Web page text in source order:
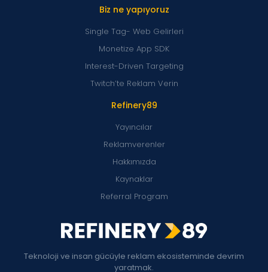
Teknoloji ve insan gücüyle reklam ekosisteminde devrim
yaratmak.
Refinery89
Yayıncılar
Reklamverenler
Hakkımızda
Kaynaklar
Referral Program
Biz ne yapıyoruz
Single Tag- Web Gelirleri
Monetize App SDK
Interest-Driven Targeting
Twitch’te Reklam Verin